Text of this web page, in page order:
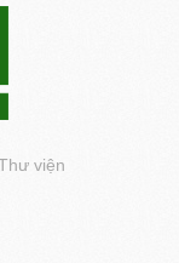
viện